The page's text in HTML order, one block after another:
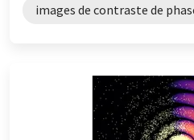
images de contraste de